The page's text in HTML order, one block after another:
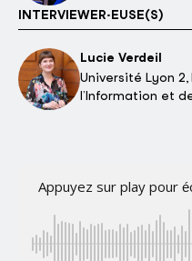
INTERVIEWER·EUSE(S)
Lucie Verdeil
Université Lyon
l’Information et
Appuyez sur play pour